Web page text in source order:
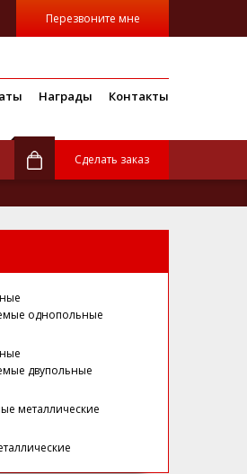
Перезвоните мне
Награды Контакты
Сделать заказ
однопольные
двупольные
металлические